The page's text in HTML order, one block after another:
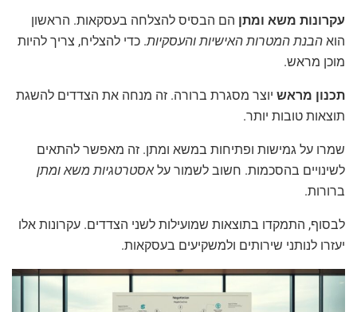
עקרונות משא ומתן הם הבסיס להצלחה בעסקאות. הראשון
הוא הבנת המטרות האישיות והעסקיות. כדי להצליח, צריך להיות
מוכן מראש.
תכנון מראש יוצר מסגרת ברורה. זה מנחה את הצדדים להשגת
תוצאות טובות יותר.
שמרו על גמישות ופתיחות במשא ומתן. זה מאפשר להתאים
לשינויים בהסכמות. חשוב לשמור עלאסטרטגיות משא ומתן
ברורות.
לבסוף, התמקדו בתוצאות שמועילות לשני הצדדים. עקרונות אלו
יעזרו לנותני שירותים ולמשקיעים בעסקאות.